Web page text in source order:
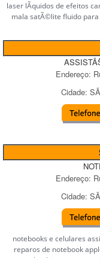
laser lÃ­quidos de efeitos
mala satÃ©lite fluido
Endereço:
Cidade:
Endereço:
Cidade:
notebooks e celulares
reparos de notebook